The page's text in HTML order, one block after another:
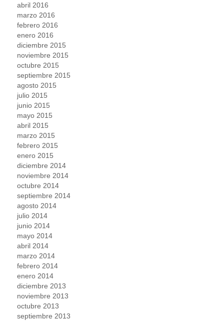
abril 2016
marzo 2016
febrero 2016
enero 2016
diciembre 2015
noviembre 2015
octubre 2015
septiembre 2015
agosto 2015
julio 2015
junio 2015
mayo 2015
abril 2015
marzo 2015
febrero 2015
enero 2015
diciembre 2014
noviembre 2014
octubre 2014
septiembre 2014
agosto 2014
julio 2014
junio 2014
mayo 2014
abril 2014
marzo 2014
febrero 2014
enero 2014
diciembre 2013
noviembre 2013
octubre 2013
septiembre 2013